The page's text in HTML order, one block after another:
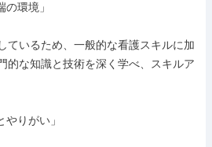
環境」
ているため、一般的な看護スキルに加
的な知識と技術を深く学べ、スキルア
りがい」